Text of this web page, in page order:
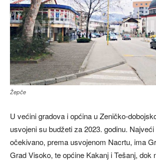
Žepče
U većini gradova i općina u Zeničko-
usvojeni su budžeti za 2023. godinu. Najveći
očekivano, prema usvojenom Nacrtu, ima
Grad Visoko, te općine Kakanj i Tešanj, dok